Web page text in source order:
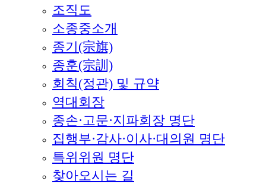
조직도
소종중소개
종기(宗旗)
종훈(宗訓)
회칙(정관) 및 규약
역대회장
종손·고문·지파회장 명단
집행부·감사·이사·대의원 명단
특위위원 명단
찾아오시는 길